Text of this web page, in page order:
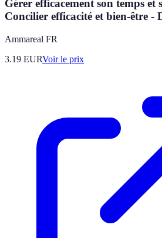
Gérer efficacement son temps et
Concilier efficacité et bien-être -
Ammareal FR
3.19 EURVoir le prix